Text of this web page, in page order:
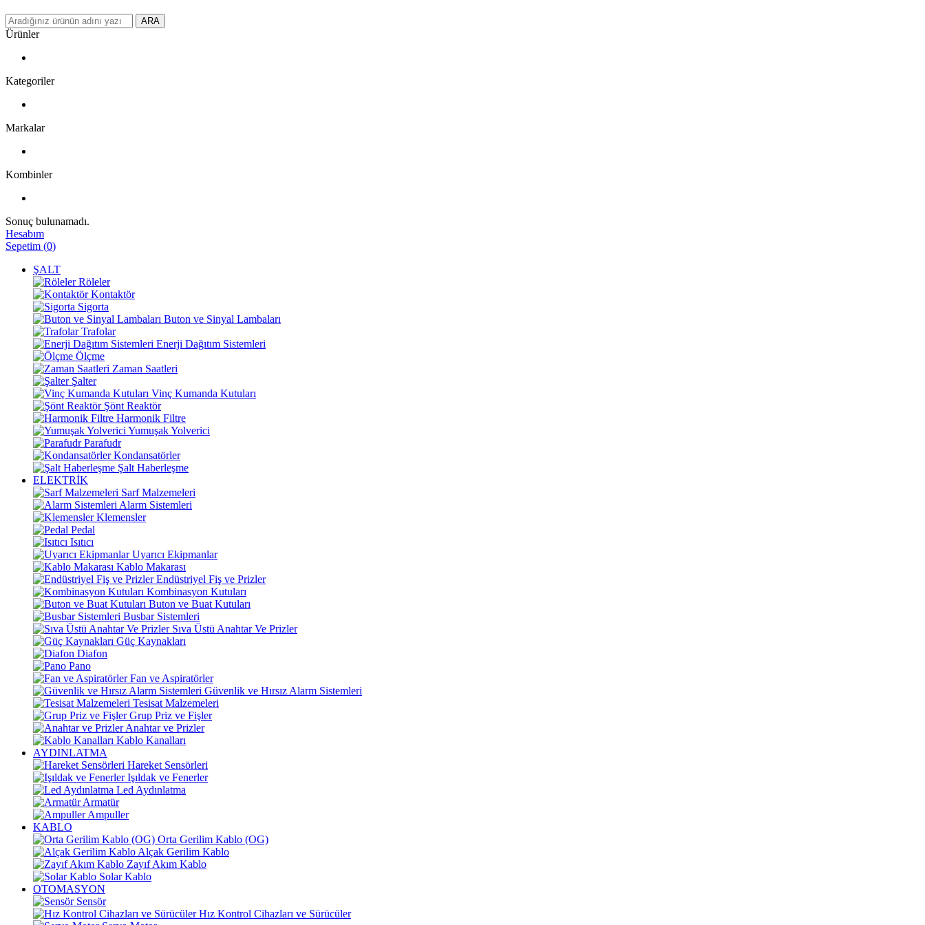
ARA
Ürünler
Kategoriler
Markalar
Kombinler
Sonuç bulunamadı.
Hesabım
Sepetim (0)
ŞALT
Röleler
Kontaktör
Sigorta
Buton ve Sinyal Lambaları
Trafolar
Enerji Dağıtım Sistemleri
Ölçme
Zaman Saatleri
Şalter
Vinç Kumanda Kutuları
Şönt Reaktör
Harmonik Filtre
Yumuşak Yolverici
Parafudr
Kondansatörler
Şalt Haberleşme
ELEKTRİK
Sarf Malzemeleri
Alarm Sistemleri
Klemensler
Pedal
Isıtıcı
Uyarıcı Ekipmanlar
Kablo Makarası
Endüstriyel Fiş ve Prizler
Kombinasyon Kutuları
Buton ve Buat Kutuları
Busbar Sistemleri
Sıva Üstü Anahtar Ve Prizler
Güç Kaynakları
Diafon
Pano
Fan ve Aspiratörler
Güvenlik ve Hırsız Alarm Sistemleri
Tesisat Malzemeleri
Grup Priz ve Fişler
Anahtar ve Prizler
Kablo Kanalları
AYDINLATMA
Hareket Sensörleri
Işıldak ve Fenerler
Led Aydınlatma
Armatür
Ampuller
KABLO
Orta Gerilim Kablo (OG)
Alçak Gerilim Kablo
Zayıf Akım Kablo
Solar Kablo
OTOMASYON
Sensör
Hız Kontrol Cihazları ve Sürücüler